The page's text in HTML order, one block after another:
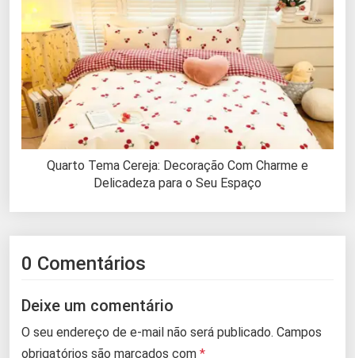
Quarto Tema Cereja: Decoração Com Charme e
Delicadeza para o Seu Espaço
0 Comentários
Deixe um comentário
O seu endereço de e-mail não será publicado. Campos
obrigatórios são marcados com *